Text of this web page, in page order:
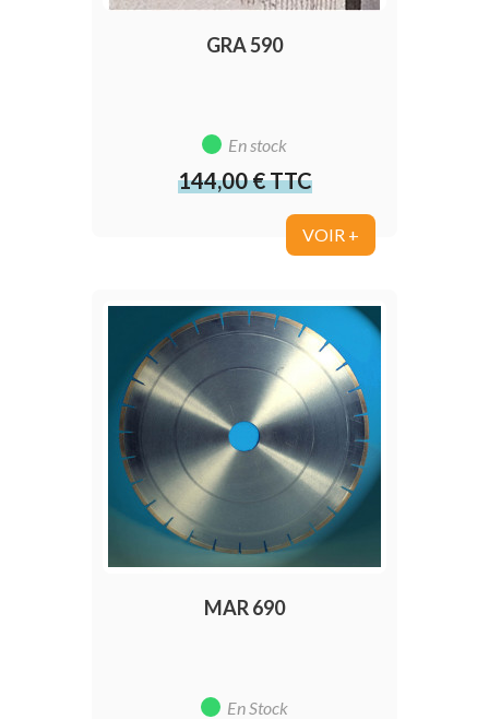
GRA 590
En stock
Prix
144,00 € TTC
VOIR +
MAR 690
En Stock